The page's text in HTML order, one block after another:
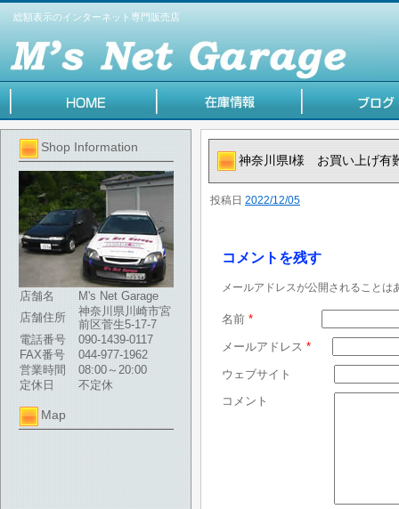
総額表示のインターネット専門販売店
Shop Information
店舗名
M's Net Garage
店舗住所
神奈川県川崎市宮
前区菅生5-17-7
電話番号
090-1439-0117
FAX番号
044-977-1962
営業時間
08:00～20:00
定休日
不定休
Map
神奈川県I様 お買い上げ有
投稿日 2022/12/05
コメントを残す
メールアドレスが公開されることは
名前 *
メールアドレス *
ウェブサイト
コメント